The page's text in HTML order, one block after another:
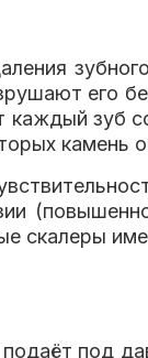
его
зуб
камень
скалеры
под